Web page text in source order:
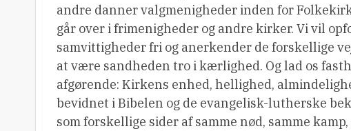
andre danner valgmenigheder inden for
går over i frimenigheder og andre kirker. Vi vil
samvittigheder fri og anerkender de forskellige
at være sandheden tro i kærlighed. Og lad os
afgørende: Kirkens enhed, hellighed,
bevidnet i Bibelen og de evangelisk-lutherske
som forskellige sider af samme nød, samme